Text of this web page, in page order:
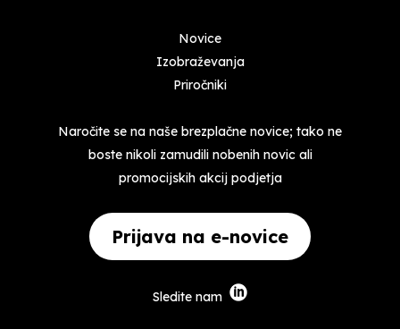
Novice
Izobraževanja
Priročniki
Naročite se na naše brezplačne novice; tako ne
boste nikoli zamudili nobenih novic ali
promocijskih akcij podjetja
Prijava na e-novice
Sledite nam